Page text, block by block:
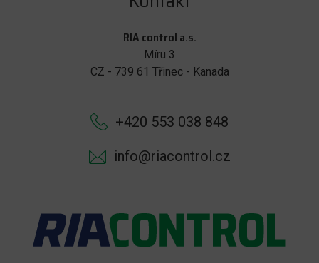
RIA control a.s.
Míru 3
CZ - 739 61 Třinec - Kanada
+420 553 038 848
info@riacontrol.cz